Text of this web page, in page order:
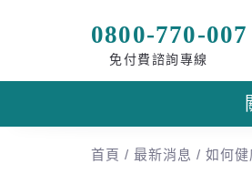
0800-770-007
免付費諮詢專線
首頁 / 最新消息 / 如何健